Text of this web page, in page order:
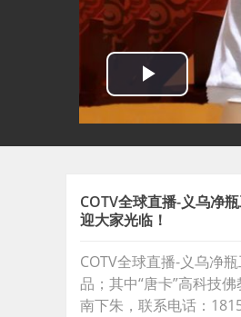
COTV全球直播-义乌净
迎大家光临！
COTV全球直播-义乌净
品；其中“唐卡”高科技
南下朱，联系电话：